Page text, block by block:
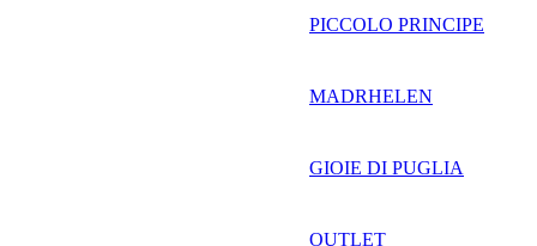
PICCOLO PRINCIPE
MADRHELEN
GIOIE DI PUGLIA
OUTLET